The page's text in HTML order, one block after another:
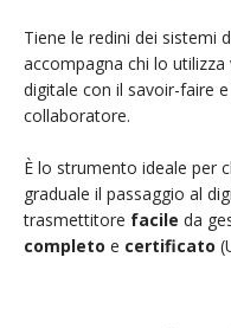
Tiene le redini dei sistemi
accompagna chi lo
digitale con il savoir-faire
collaboratore.
È lo strumento ideale per
graduale il passaggio al
trasmettitore facile da
completo e certificato